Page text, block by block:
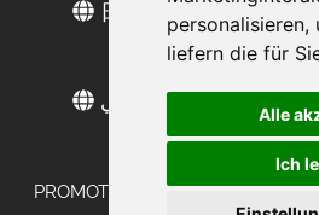
personalisieren,
liefern die für
Alle
Ich
日本語のウェブサイト
موقع عربي
PROMOTION AGENTUR